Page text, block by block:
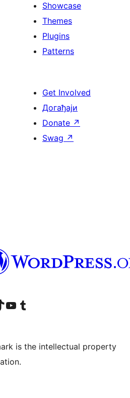
Showcase
Themes
Plugins
Patterns
Get Involved
Догађаји
Donate ↗
Swag ↗
account
наш TikTok налог
Visit our YouTube channel
Посетите наш Tumblr налог
is the intellectual property